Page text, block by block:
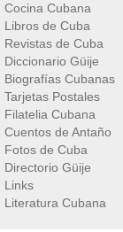
Cocina Cubana
Libros de Cuba
Revistas de Cuba
Diccionario Güije
Biografías Cubanas
Tarjetas Postales
Filatelia Cubana
Cuentos de Antaño
Fotos de Cuba
Directorio Güije
Links
Literatura Cubana